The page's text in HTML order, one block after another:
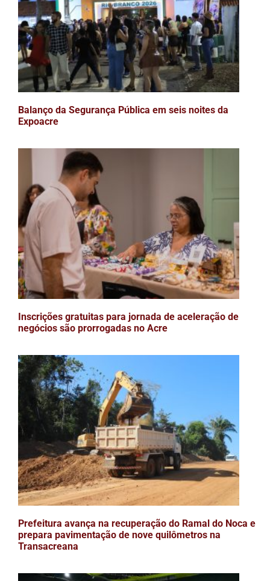
Balanço da Segurança Pública em seis noites da
Expoacre
Inscrições gratuitas para jornada de aceleração de
negócios são prorrogadas no Acre
Prefeitura avança na recuperação do Ramal do Noca e
prepara pavimentação de nove quilômetros na
Transacreana